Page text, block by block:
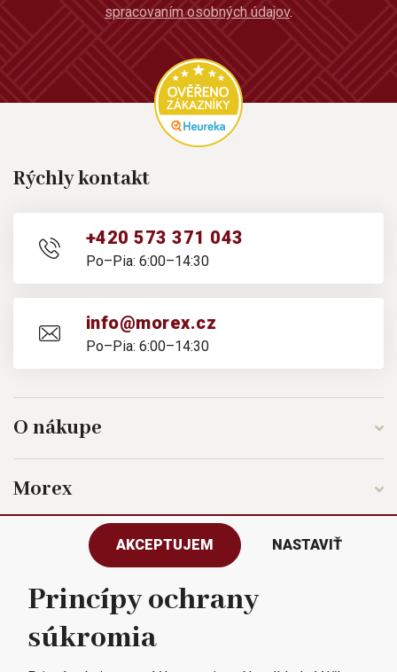
spracovaním osobných údajov.
Rýchly kontakt
+420 573 371 043
Po–Pia: 6:00–14:30
info@morex.cz
Po–Pia: 6:00–14:30
O nákupe
Morex
Sledujte nás
Všetky práva vyhradené © 2023
Morex, spol. s r.o.
AKCEPTUJEM NASTAVIŤ
Princípy ochrany
súkromia